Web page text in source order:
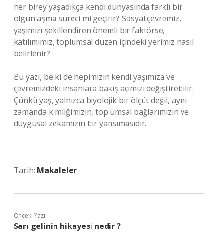
her birey yaşadıkça kendi dünyasında farklı bir
olgunlaşma süreci mi geçirir? Sosyal çevremiz,
yaşımızı şekillendiren önemli bir faktörse,
katılımımız, toplumsal düzen içindeki yerimiz nasıl
belirlenir?
Bu yazı, belki de hepimizin kendi yaşımıza ve
çevremizdeki insanlara bakış açımızı değiştirebilir.
Çünkü yaş, yalnızca biyolojik bir ölçüt değil, aynı
zamanda kimliğimizin, toplumsal bağlarımızın ve
duygusal zekâmızın bir yansımasıdır.
Tarih: Makaleler
Önceki Yazı
Sarı gelinin hikayesi nedir ?